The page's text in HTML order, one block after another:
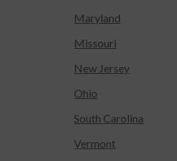
Maryland
Missouri
New Jersey
Ohio
South Carolina
Vermont